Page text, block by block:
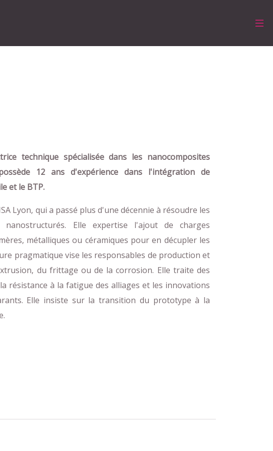
technique spécialisée dans les nanocomposites
12 ans d'expérience dans l'intégration de
et le BTP.
Lyon, qui a passé plus d'une décennie à résoudre les
nanostructurés. Elle expertise l'ajout de charges
métalliques ou céramiques pour en décupler les
pragmatique vise les responsables de production et
du frittage ou de la corrosion. Elle traite des
résistance à la fatigue des alliages et les innovations
Elle insiste sur la transition du prototype à la